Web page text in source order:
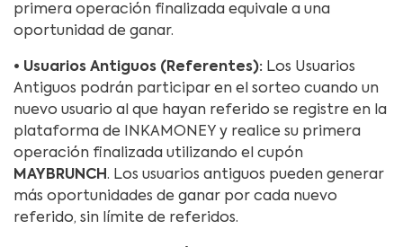
primera operación finalizada equivale a una
oportunidad de ganar.
• Usuarios Antiguos (Referentes): Los Usuarios
Antiguos podrán participar en el sorteo cuando un
nuevo usuario al que hayan referido se registre en la
plataforma de INKAMONEY y realice su primera
operación finalizada utilizando el cupón
MAYBRUNCH. Los usuarios antiguos pueden generar
más oportunidades de ganar por cada nuevo
referido, sin límite de referidos.